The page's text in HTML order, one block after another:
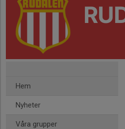
Hem
Nyheter
Våra grupper